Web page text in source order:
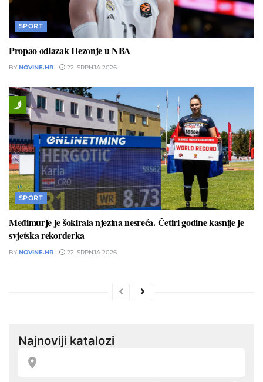
SPORT
Propao odlazak Hezonje u NBA
BY NOVINE.HR 22. SRPNJA 2026.
SPORT
Međimurje je šokirala njezina nesreća. Četiri godine kasnije je
svjetska rekorderka
BY NOVINE.HR 22. SRPNJA 2026.